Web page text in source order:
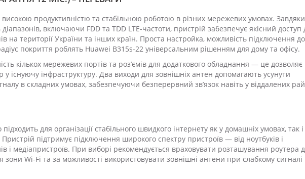
високою продуктивністю та стабільною роботою в різних мережевих умовах. Завдяки
включаючи FDD та TDD LTE-частоти, пристрій забезпечує якісний доступ
на території України та інших країн. Проста настройка, можливість підключення
покриття роблять Huawei B315s-22 універсальним рішенням для дому та офісу.
кількох мережевих портів та роз’ємів для додаткового обладнання — це дозволяє
у існуючу інфраструктуру. Два виходи для зовнішніх антен допомагають усунути
в складних умовах, забезпечуючи безперервний зв’язок навіть у віддалених
для організації стабільного швидкого інтернету як у домашніх умовах, так
Пристрій підтримує підключення широкого спектру пристроїв — від ноутбуків і
і медіапристроїв. При виборі рекомендується враховувати розташування роутера
Wi-Fi та за можливості використовувати зовнішні антени при слабкому сигналі